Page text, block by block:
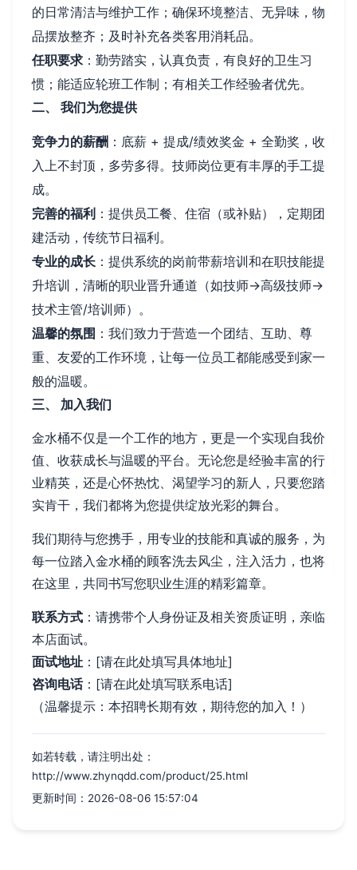
的日常清洁与维护工作；确保环境整洁、无异味，物
品摆放整齐；及时补充各类客用消耗品。
任职要求 ：勤劳踏实，认真负责，有良好的卫生习
惯；能适应轮班工作制；有相关工作经验者优先。
二、 我们为您提供
竞争力的薪酬 ：底薪 + 提成/绩效奖金 + 全勤奖，收
入上不封顶，多劳多得。技师岗位更有丰厚的手工提
成。
完善的福利 ：提供员工餐、住宿（或补贴），定期团
建活动，传统节日福利。
专业的成长 ：提供系统的岗前带薪培训和在职技能提
升培训，清晰的职业晋升通道（如技师→高级技师→
技术主管/培训师）。
温馨的氛围 ：我们致力于营造一个团结、互助、尊
重、友爱的工作环境，让每一位员工都能感受到家一
般的温暖。
三、 加入我们
金水桶不仅是一个工作的地方，更是一个实现自我价
值、收获成长与温暖的平台。无论您是经验丰富的行
业精英，还是心怀热忱、渴望学习的新人，只要您踏
实肯干，我们都将为您提供绽放光彩的舞台。
我们期待与您携手，用专业的技能和真诚的服务，为
每一位踏入金水桶的顾客洗去风尘，注入活力，也将
在这里，共同书写您职业生涯的精彩篇章。
联系方式 ：请携带个人身份证及相关资质证明，亲临
本店面试。
面试地址 ：[请在此处填写具体地址]
咨询电话：[请在此处填写联系电话]
（温馨提示：本招聘长期有效，期待您的加入！）
如若转载，请注明出处：
http://www.zhynqdd.com/product/25.html
更新时间：2026-08-06 15:57:04